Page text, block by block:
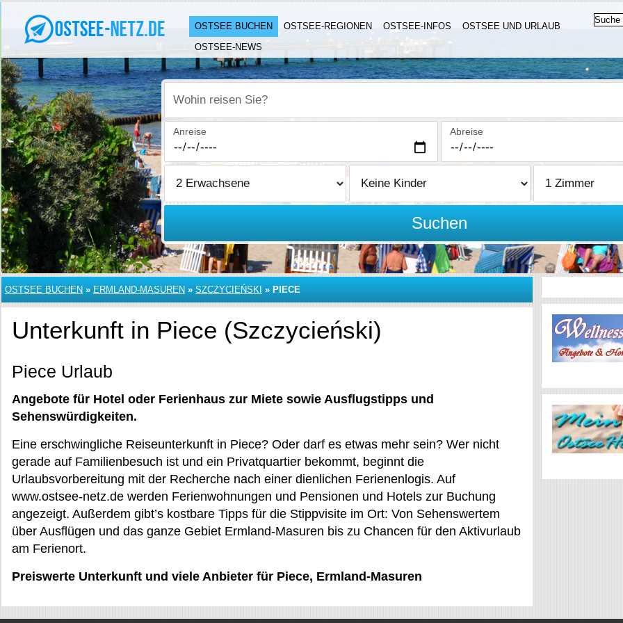
OSTSEE BUCHEN OSTSEE-REGIONEN OSTSEE-INFOS
OSTSEE UND URLAUB
OSTSEE-NEWS
Wohin reisen Sie?
Anreise Abreise
Suchen
OSTSEE BUCHEN » ERMLAND-MASUREN » SZCZYCIEŃSKI » PIECE
Unterkunft in Piece (Szczycieński)
Piece Urlaub
Angebote für Hotel oder Ferienhaus zur Miete sowie Ausflugstipps und
Sehenswürdigkeiten.
Eine erschwingliche Reiseunterkunft in Piece? Oder darf es etwas mehr sein? Wer nicht
gerade auf Familienbesuch ist und ein Privatquartier bekommt, beginnt die
Urlaubsvorbereitung mit der Recherche nach einer dienlichen Ferienenlogis. Auf
www.ostsee-netz.de werden Ferienwohnungen und Pensionen und Hotels zur Buchung
angezeigt. Außerdem gibt’s kostbare Tipps für die Stippvisite im Ort: Von Sehenswertem
über Ausflügen und das ganze Gebiet Ermland-Masuren bis zu Chancen für den Aktivurlaub
am Ferienort.
Preiswerte Unterkunft und viele Anbieter für Piece, Ermland-Masuren